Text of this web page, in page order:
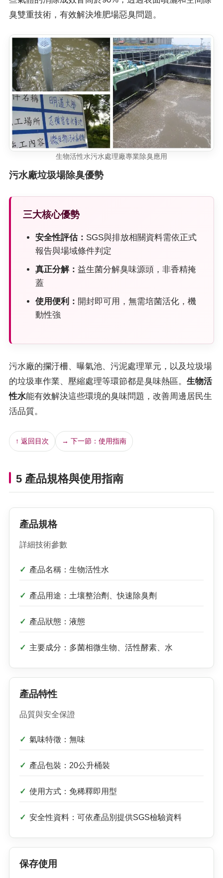
臭雙重技術，有效解決堆肥場惡臭問題。
生物活性水污水處理廠專業除臭應用
污水廠垃圾場除臭優勢
三大核心優勢
安全性評估： SGS與排放相關資料需依正式
報告與場域條件判定
真正分解： 益生菌分解臭味源頭，非香精掩
蓋
使用便利： 開封即可用，無需培菌活化，機
動性強
污水廠的攔汙柵、曝氣池、污泥處理單元，以及垃圾場
的垃圾車作業、壓縮處理等環節都是臭味熱區。 生物活
性水能有效解決這些環境的臭味問題，改善周邊居民生
活品質。
↑ 返回目次 → 下一節：使用指南
5 產品規格與使用指南
產品規格
詳細技術參數
產品名稱：生物活性水
產品用途：土壤整治劑、快速除臭劑
產品狀態：液態
主要成分：多菌相微生物、活性酵素、水
產品特性
品質與安全保證
氣味特徵：無味
產品包裝：20公升桶裝
使用方式：免稀釋即用型
安全性資料：可依產品別提供SGS檢驗資料
保存使用